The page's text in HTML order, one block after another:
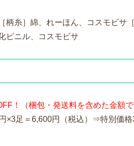
柄糸］綿、れーほん、コスモビサ
ビニル、コスモビサ
！（梱包・発送料を含めた金額で
×3足＝6,600円（税込）⇒特別価格